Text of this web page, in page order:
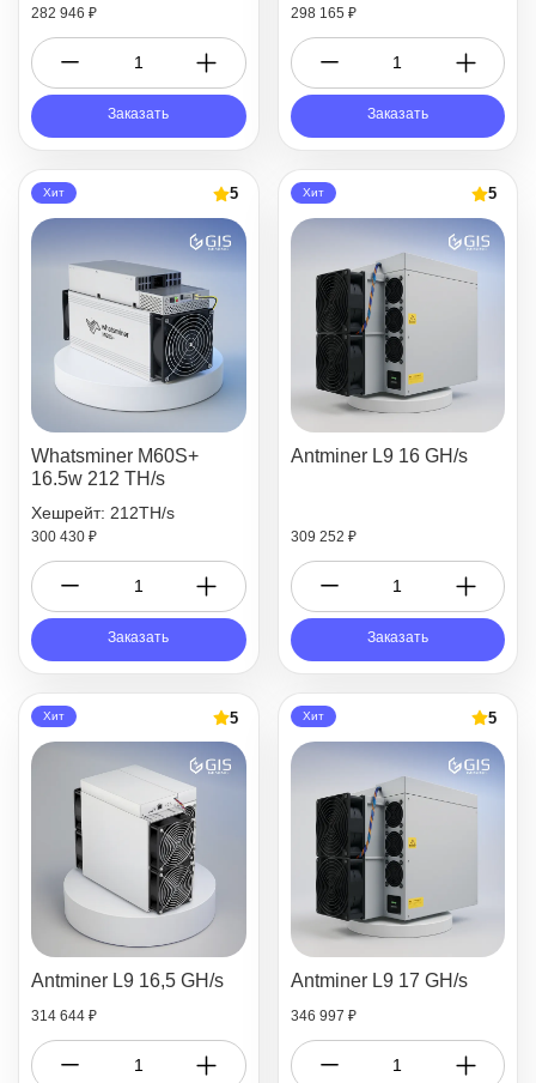
282 946 ₽
Заказать
298 165 ₽
Заказать
5
Хит
Whatsminer M60S+
16.5w 212 TH/s
Хешрейт: 212TH/s
300 430 ₽
Заказать
5
Хит
Antminer L9 16 GH/s
309 252 ₽
Заказать
5
Хит
Antminer L9 16,5 GH/s
314 644 ₽
5
Хит
Antminer L9 17 GH/s
346 997 ₽